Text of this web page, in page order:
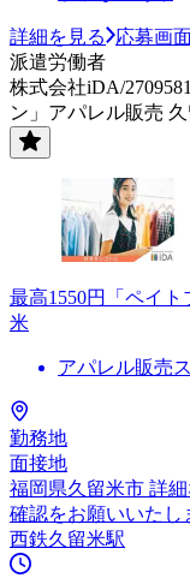
詳細を見る
応募画
派遣労働者
株式会社iDA/
ン」アパレル販売
最高1550円「ペイ
米
アパレル販売
勤務地
面接地
福岡県久留米市 詳
確認をお願いいたし
西鉄久留米駅